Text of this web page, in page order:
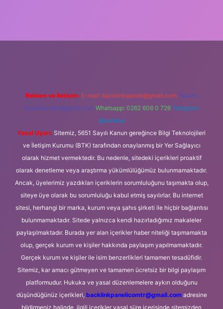
Reklam ve İletişim: E-mail: backlinkpaneli@gmail.com Teams:
forumhizmeti@gmail.com Whatsapp: 0262 606 0 726 Telegram:
@karabul
Yasal Uyarı: Sitemiz, 5651 Sayılı Kanun gereğince Bilgi Teknolojileri
ve İletişim Kurumu (BTK) tarafından onaylanmış bir Yer Sağlayıcı
olarak hizmet vermektedir. Bu nedenle, sitedeki içerikleri proaktif
olarak denetleme veya araştırma yükümlülüğümüz bulunmamaktadır.
Ancak, üyelerimiz yazdıkları içeriklerin sorumluluğunu taşımakta olup,
siteye üye olarak bu sorumluluğu kabul etmiş sayılırlar. Bu internet
sitesi, herhangi bir marka, kurum veya şahıs şirketi ile hiçbir bağlantısı
bulunmamaktadır. Sitede yalnızca kendi hazırladığımız makaleler
paylaşılmaktadır. Burada yer alan içerikler haber niteliği taşımamakta
olup, gerçek kurum ve kişiler hakkında paylaşım yapılmamaktadır.
Gerçek kurum ve kişiler ile isim benzerlikleri tamamen tesadüfidir.
Sitemiz, kar amacı gütmeyen ve tamamen ücretsiz bir bilgi paylaşım
platformudur. Hukuka ve yasal düzenlemelere aykırı olduğunu
düşündüğünüz içerikleri, backlinkpanelicomtr@gmail.comadresine
bildirmeniz halinde, ilgili içerikler yasal süre içerisinde sitemizden